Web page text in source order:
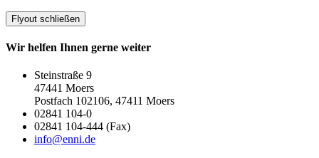
Flyout schließen
Wir helfen Ihnen gerne weiter
Steinstraße 9
47441 Moers
Postfach 102106, 47411 Moers
02841 104-0
02841 104-444 (Fax)
info@enni.de